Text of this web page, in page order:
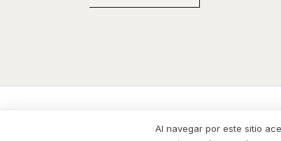
Al navegar por este sitio